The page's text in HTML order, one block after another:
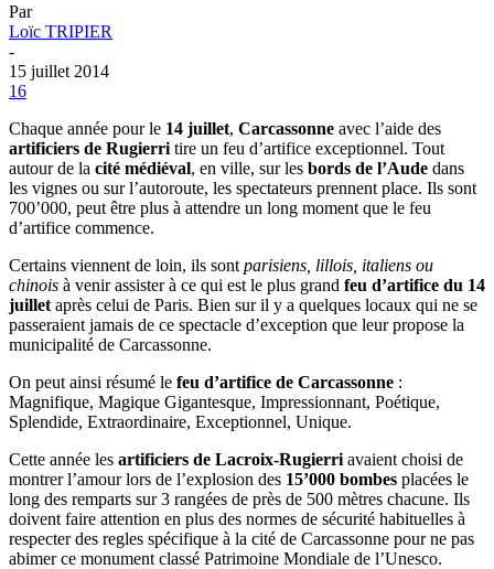
Par
Loïc TRIPIER
-
15 juillet 2014
16
Chaque année pour le 14 juillet, Carcassonne avec l’aide des
artificiers de Rugierri tire un feu d’artifice exceptionnel. Tout
autour de la cité médiéval, en ville, sur les bords de l’Aude dans
les vignes ou sur l’autoroute, les spectateurs prennent place. Ils sont
700’000, peut être plus à attendre un long moment que le feu
d’artifice commence.
Certains viennent de loin, ils sont parisiens, lillois, italiens ou
chinois à venir assister à ce qui est le plus grand feu d’artifice du 14
juillet après celui de Paris. Bien sur il y a quelques locaux qui ne se
passeraient jamais de ce spectacle d’exception que leur propose la
municipalité de Carcassonne.
On peut ainsi résumé le feu d’artifice de Carcassonne :
Magnifique, Magique Gigantesque, Impressionnant, Poétique,
Splendide, Extraordinaire, Exceptionnel, Unique.
Cette année les artificiers de Lacroix-Rugierri avaient choisi de
montrer l’amour lors de l’explosion des 15’000 bombes placées le
long des remparts sur 3 rangées de près de 500 mètres chacune. Ils
doivent faire attention en plus des normes de sécurité habituelles à
respecter des regles spécifique à la cité de Carcassonne pour ne pas
abimer ce monument classé Patrimoine Mondiale de l’Unesco.